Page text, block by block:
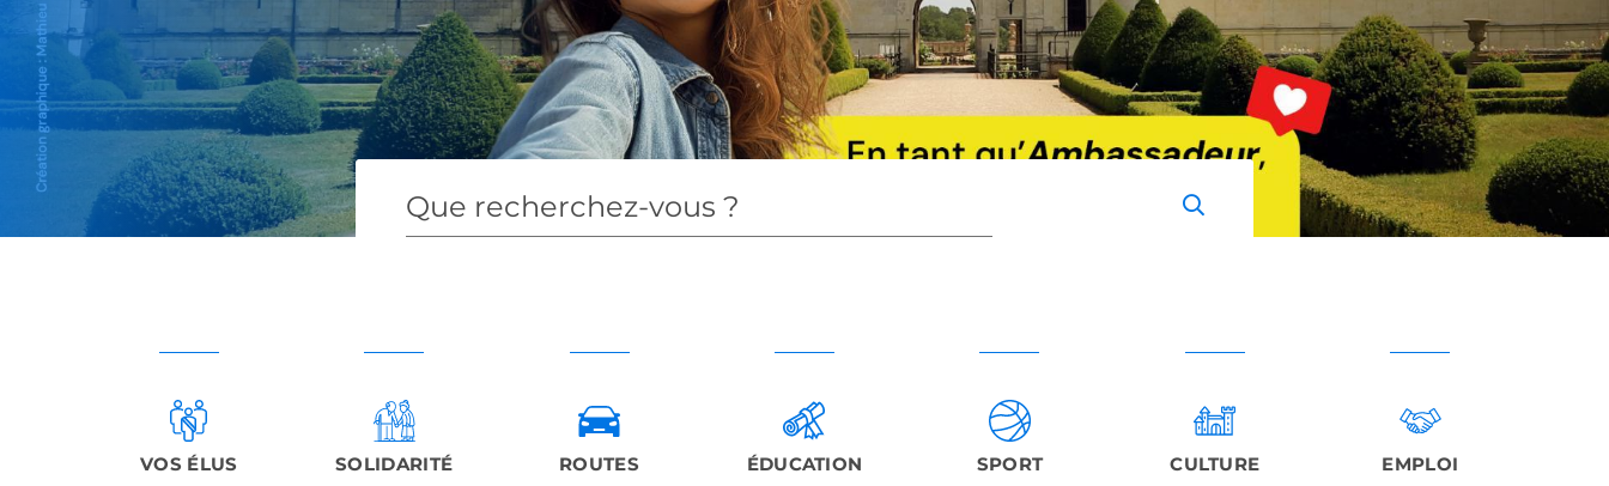
Que recherchez-vous ?
VOS ÉLUS SOLIDARITÉ ROUTES ÉDUCATION SPORT CULTURE EMPLOI